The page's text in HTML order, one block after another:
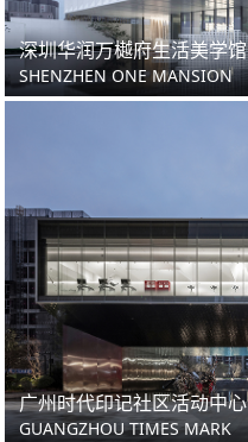
深圳华润万樾府生活美学馆
SHENZHEN ONE MANSION
广州时代印记社区活动中心
GUANGZHOU TIMES MARK